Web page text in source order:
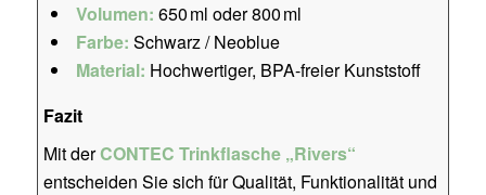
Volumen: 650 ml oder 800 ml
Farbe: Schwarz / Neoblue
Material: Hochwertiger, BPA-freier Kunststoff
Fazit
Mit derCONTEC Trinkflasche „Rivers“
entscheiden Sie sich für Qualität, Funktionalität und